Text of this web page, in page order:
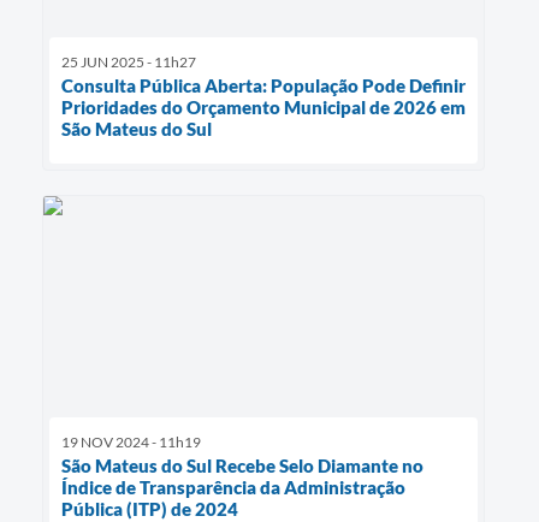
25 JUN 2025 - 11h27
Consulta Pública Aberta: População Pode Definir
Prioridades do Orçamento Municipal de 2026 em
São Mateus do Sul
19 NOV 2024 - 11h19
São Mateus do Sul Recebe Selo Diamante no
Índice de Transparência da Administração
Pública (ITP) de 2024